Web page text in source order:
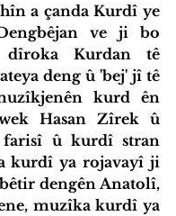
a çanda Kurdî ye
ve ji bo
Kurdan tê
deng û 'bej' jî tê
kurd ên
Hasan Zîrek û
û kurdî stran
kurdî ya rojavayî ji
dengên Anatolî,
muzîka kurdî ya